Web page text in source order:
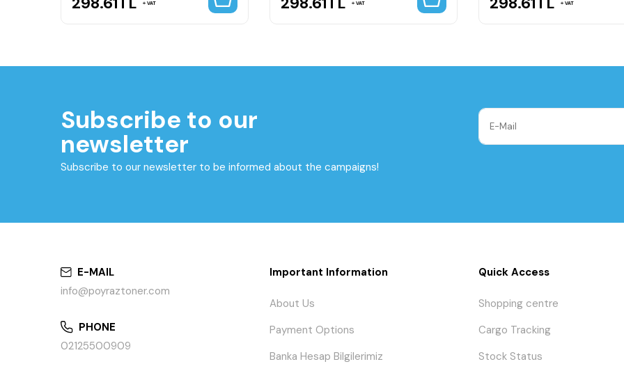
VAT VAT VAT
Subscribe to our
newsletter
Subscribe to our newsletter to be informed about the campaigns!
E-MAIL
info@poyraztoner.com
PHONE
02125500909
Important Information
About Us
Payment Options
Banka Hesap Bilgilerimiz
Quick Access
Shopping centre
Cargo Tracking
Stock Status